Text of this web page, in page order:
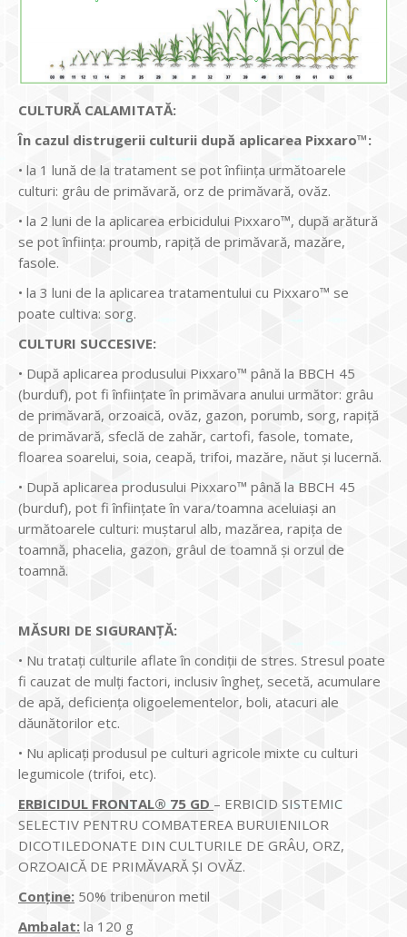
CULTURĂ CALAMITATĂ:
În cazul distrugerii culturii după aplicarea Pixxaro™:
• la 1 lună de la tratament se pot înființa următoarele
culturi: grâu de primăvară, orz de primăvară, ovăz.
• la 2 luni de la aplicarea erbicidului Pixxaro™, după arătură
se pot înființa: proumb, rapiță de primăvară, mazăre,
fasole.
• la 3 luni de la aplicarea tratamentului cu Pixxaro™ se
poate cultiva: sorg.
CULTURI SUCCESIVE:
• După aplicarea produsului Pixxaro™ până la BBCH 45
(burduf), pot fi înființate în primăvara anului următor: grâu
de primăvară, orzoaică, ovăz, gazon, porumb, sorg, rapiţă
de primăvară, sfeclă de zahăr, cartofi, fasole, tomate,
floarea soarelui, soia, ceapă, trifoi, mazăre, năut și lucernă.
• După aplicarea produsului Pixxaro™ până la BBCH 45
(burduf), pot fi înființate în vara/toamna aceluiași an
următoarele culturi: muștarul alb, mazărea, rapiţa de
toamnă, phacelia, gazon, grâul de toamnă și orzul de
toamnă.
MĂSURI DE SIGURANȚĂ:
• Nu trataţi culturile aflate în condiţii de stres. Stresul poate
fi cauzat de mulţi factori, inclusiv îngheţ, secetă, acumulare
de apă, deficienţa oligoelementelor, boli, atacuri ale
dăunătorilor etc.
• Nu aplicaţi produsul pe culturi agricole mixte cu culturi
legumicole (trifoi, etc).
ERBICIDUL FRONTAL® 75 GD – ERBICID SISTEMIC
SELECTIV PENTRU COMBATEREA BURUIENILOR
DICOTILEDONATE DIN CULTURILE DE GRÂU, ORZ,
ORZOAICĂ DE PRIMĂVARĂ ȘI OVĂZ.
Conține: 50% tribenuron metil
Ambalat: la 120 g